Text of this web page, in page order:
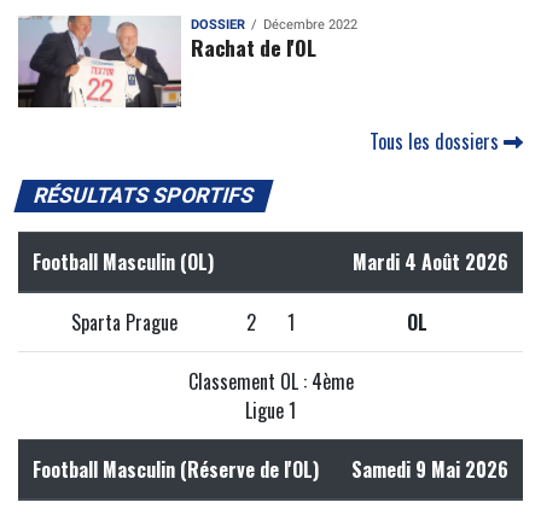
DOSSIER Décembre 2022
Rachat de l'OL
Tous les dossiers
RÉSULTATS SPORTIFS
Football Masculin (OL) Mardi 4 Août 2026
Sparta Prague 2 1 OL
Classement OL : 4ème
Ligue 1
Football Masculin (Réserve de l'OL) Samedi 9 Mai 2026